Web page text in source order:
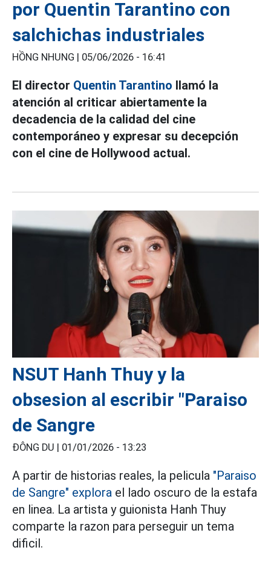
por Quentin Tarantino con
salchichas industriales
HỒNG NHUNG | 05/06/2026 - 16:41
El director Quentin Tarantino llamó la
atención al criticar abiertamente la
decadencia de la calidad del cine
contemporáneo y expresar su decepción
con el cine de Hollywood actual.
NSUT Hanh Thuy y la
obsesion al escribir "Paraiso
de Sangre
ĐÔNG DU | 01/01/2026 - 13:23
A partir de historias reales, la pelicula "Paraiso
de Sangre" explora el lado oscuro de la estafa
en linea. La artista y guionista Hanh Thuy
comparte la razon para perseguir un tema
dificil.